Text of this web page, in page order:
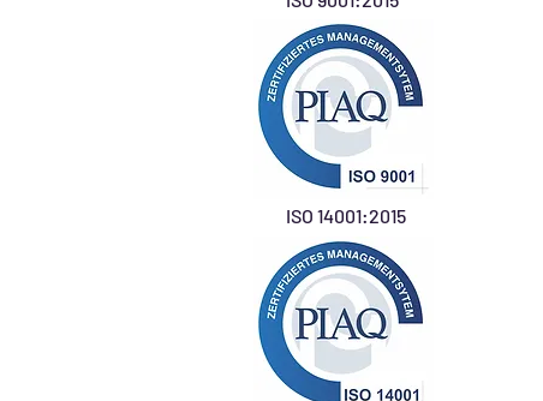
ISO 14001:2015